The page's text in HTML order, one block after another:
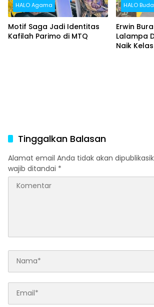
HALO Agama
Motif Saga Jadi Identitas
Kafilah Parimo di MTQ
HALO
Erwin
Lalampa
Naik Kelas
Tinggalkan Balasan
Alamat email Anda tidak akan
wajib ditandai *